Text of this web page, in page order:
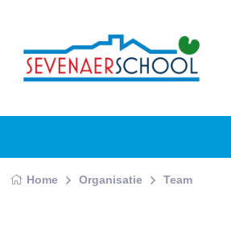
Home Organisatie Team